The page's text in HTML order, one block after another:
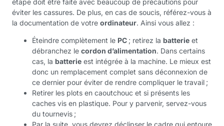
étape doit être faite avec beaucoup de précautions pour
éviter les cassures. De plus, en cas de soucis, référez-vous à
la documentation de votre ordinateur. Ainsi vous allez :
Éteindre complètement le PC ; retirez la batterie et
débranchez le cordon d’alimentation. Dans certains
cas, la batterie est intégrée à la machine. Le mieux est
donc un remplacement complet sans déconnexion de
ce dernier pour éviter de rendre compliquer le travail ;
Retirer les plots en caoutchouc et si présents les
caches vis en plastique. Pour y parvenir, servez-vous
du tournevis ;